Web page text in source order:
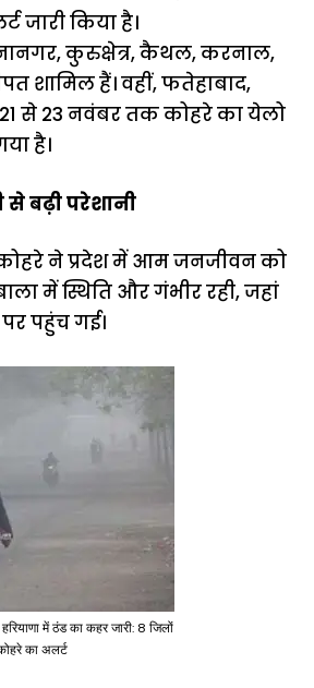
जारी किया है।
कुरुक्षेत्र, कैथल, करनाल,
शामिल हैं। वहीं, फतेहाबाद,
से 23 नवंबर तक कोहरे का येलो
है।
से बढ़ी परेशानी
ने प्रदेश में आम जनजीवन को
में स्थिति और गंभीर रही, जहां
पहुंच गई।
में ठंड का कहर जारी: 8 जिलों
का अलर्ट